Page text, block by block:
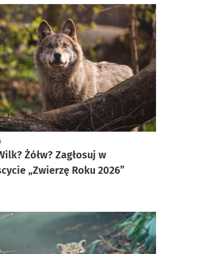
Żółw? Zagłosuj w
„Zwierzę Roku 2026”